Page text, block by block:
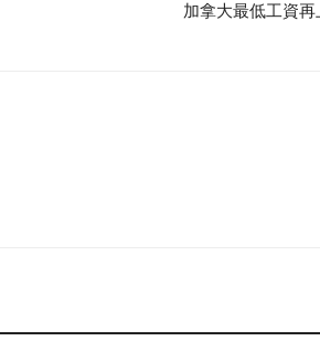
加拿大最低工資再